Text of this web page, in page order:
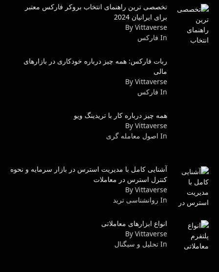
تخصصی ترین راهنمای انتخاب بروکر فارکس معتبر
برای ایرانیان 2024
By Vittaverse
In فاركس
ربات فارکس: همه چیز درباره خودکاری در بازارهای
مالی
By Vittaverse
In فاركس
همه چیز درباره کار با تریدینگ ویو
By Vittaverse
In اصول معامله گرى
آشنایی کامل با مدیریت استرس در بازار سرمایه و نحوه
کنترل استرس در معاملات
By Vittaverse
In روانشناسى ترید
انواع ابزارهای معاملاتی
By Vittaverse
In تحلیل و سیگنال